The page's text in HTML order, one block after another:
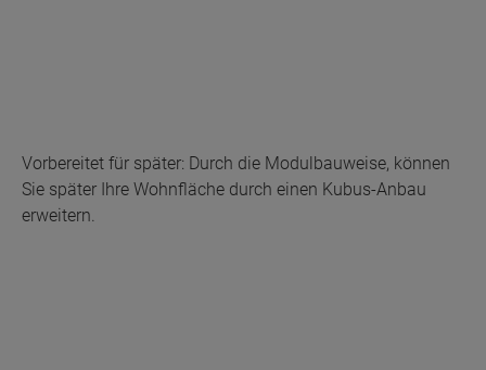
Vorbereitet für später: Durch die Modulbauweise, können
Sie später Ihre Wohnfläche durch einen Kubus-Anbau
erweitern.